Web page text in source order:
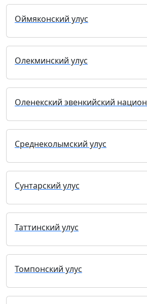
Оймяконский улус
Олекминский улус
Оленекский эвенкийский
Среднеколымский улус
Сунтарский улус
Таттинский улус
Томпонский улус